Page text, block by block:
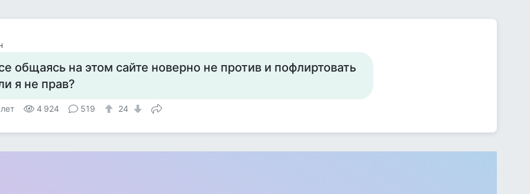
общаясь на этом сайте новерно не против и пофлиртовать
я не прав?
4 924 519 24